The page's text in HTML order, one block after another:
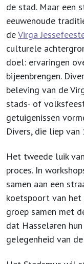
de stad. Maar een
eeuwenoude
deVirga
culturele
doel: ervaringen
bijeenbrengen.
beleving van de
stads- of
getuigenissen
Divers, die liep
Het tweede luik
proces. In
samen aan een
koetspoort van
groep samen met
dat Hasselaren
gelegenheid van